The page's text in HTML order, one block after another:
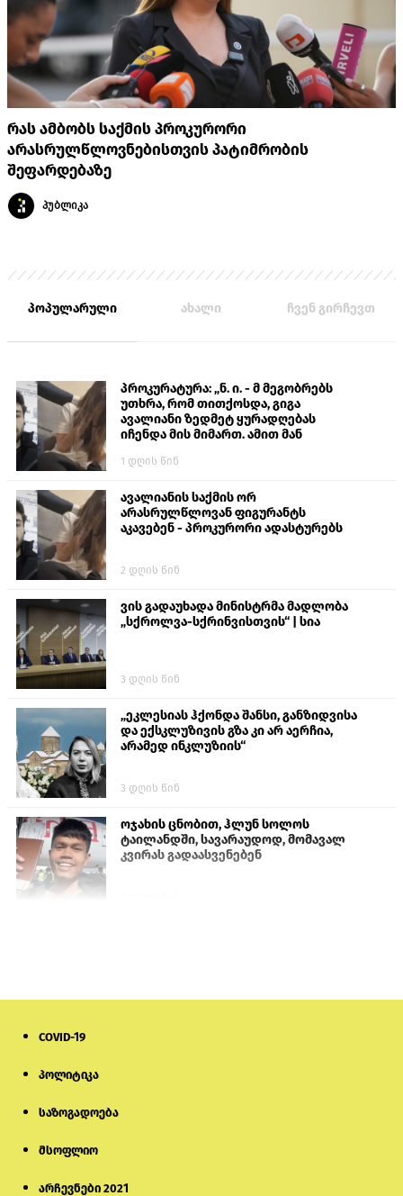
რას ამბობს საქმის პროკურორი
არასრულწლოვნებისთვის პატიმრობის
შეფარდებაზე
პუბლიკა
პოპულარული ახალი ჩვენ გირჩევთ
პროკურატურა: „ნ. ი. - მ მეგობრებს
უთხრა, რომ თითქოსდა, გიგა
ავალიანი ზედმეტ ყურადღებას
იჩენდა მის მიმართ. ამით მან
თავს დასხმოდა გიგა ავალიანს“
1 დღის წინ
ავალიანის საქმის ორ
არასრულწლოვან ფიგურანტს
აკავებენ - პროკურორი ადასტურებს
2 დღის წინ
ვის გადაუხადა მინისტრმა მადლობა
„სქროლვა-სქრინვისთვის“ | სია
3 დღის წინ
„ეკლესიას ჰქონდა შანსი, განზიდვისა
და ექსკლუზივის გზა კი არ აერჩია,
არამედ ინკლუზიის“
3 დღის წინ
ოჯახის ცნობით, ჰლუნ სოლოს
ტაილანდში, სავარაუდოდ, მომავალ
კვირას გადაასვენებენ
სომხეთში გამოძიება დაიწყო
COVID-19
პოლიტიკა
საზოგადოება
მსოფლიო
არჩევნები 2021